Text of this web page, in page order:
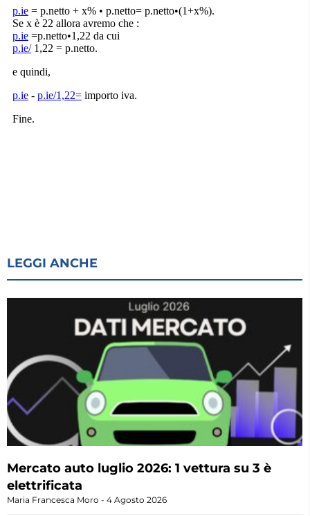
LEGGI ANCHE
Mercato auto luglio 2026: 1 vettura su 3 è
elettrificata
Maria Francesca Moro 4 Agosto 2026